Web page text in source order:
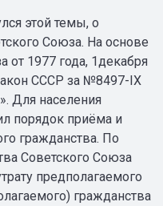
этой темы, о
Союза. На основе
от 1977 года, 1декабря
СССР за №8497-IX
Для населения
порядок приёма и
гражданства. По
Советского Союза
предполагаемого
гражданства